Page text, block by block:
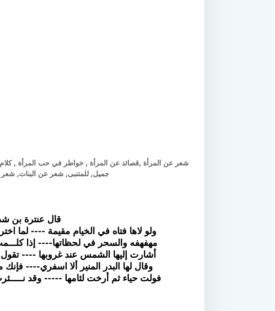
شعر عن المرأة ,قصائد عن المرأة , خواطر في حب المرأة ,
جميل, للمتنبى, شعر عن البنات,
قال عنترة بن
ولو لاها فتاه في الخيام مقيمة ---- لما
مهفهفه والسحر في لحظاتها---- إذا كلـــمت
أشارت إليها الشمس عند غروبها ----
وقال لها البدر المنير ألا اسفري----
فولت حياء ثم أرخت لثامها ----- وقد